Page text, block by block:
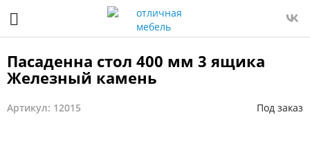
Пасаденна стол 400 мм 3 ящика
Железный камень
Артикул: 12015 Под заказ